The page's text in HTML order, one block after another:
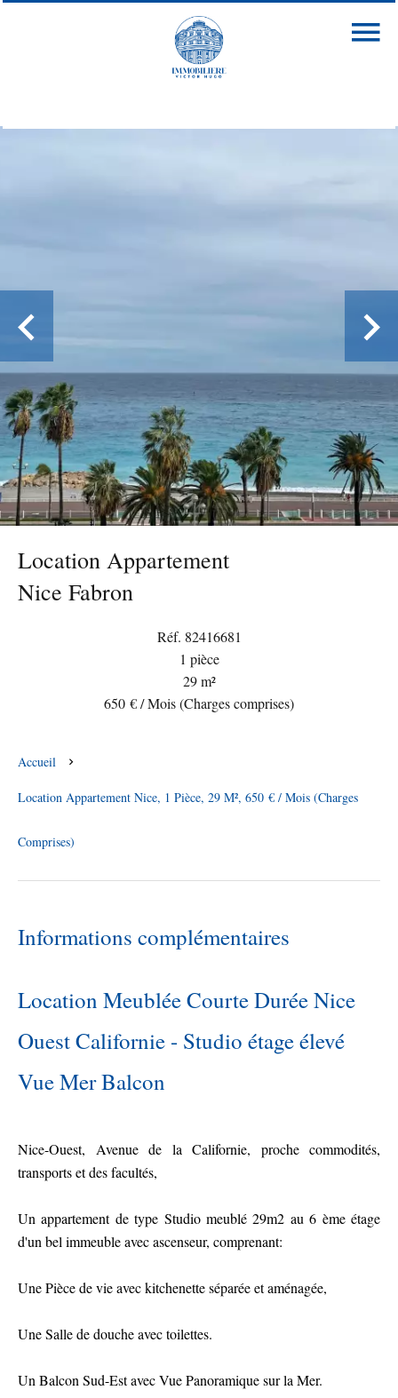
Location Appartement
Nice Fabron
Réf. 82416681
1 pièce
29 m²
650 € / Mois (Charges comprises)
Accueil
Location Appartement Nice, 1 Pièce, 29 M², 650 € / Mois (Charges
Comprises)
Informations complémentaires
Location Meublée Courte Durée Nice
Ouest Californie - Studio étage élevé
Vue Mer Balcon
Nice-Ouest, Avenue de la Californie, proche commodités,
transports et des facultés,
Un appartement de type Studio meublé 29m2 au 6 ème étage
d'un bel immeuble avec ascenseur, comprenant:
Une Pièce de vie avec kitchenette séparée et aménagée,
Une Salle de douche avec toilettes.
Un Balcon Sud-Est avec Vue Panoramique sur la Mer.